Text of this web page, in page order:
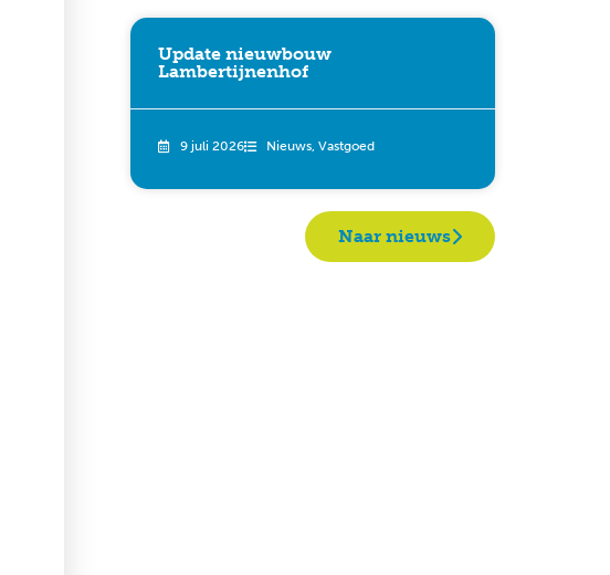
Update nieuwbouw
Lambertijnenhof
9 juli 2026 Nieuws, Vastgoed
Naar nieuws